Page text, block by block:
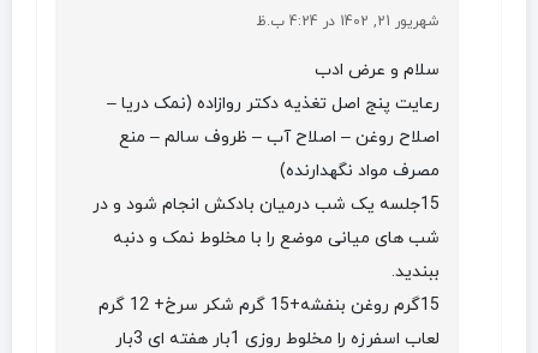
شهریور 21, 1402 در 4:24 ب.ظ
سلام و عرض ادب
رعایت پنج اصل تغذیه دکتر روازاده (نمک دریا –
اصلاح روغن – اصلاح آب – ظروف سالم – منع
مصرف مواد نگهدارنده)
15جلسه یک شب درمیان بادکش انجام شود و در
شب های میانی موضع را با مخلوط نمک و دنبه
ببندید.
15گرم روغن بنفشه+15 گرم شکر سرخ+ 12 گرم
لعاب اسفرزه را مخلوط روزی 1بار هفته ای 3بار